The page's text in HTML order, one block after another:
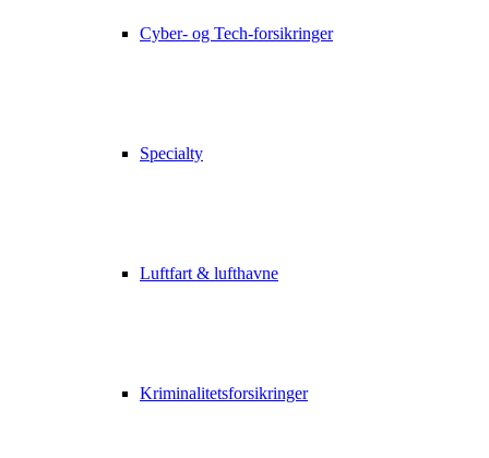
Cyber- og Tech-forsikringer
Specialty
Luftfart & lufthavne
Kriminalitetsforsikringer